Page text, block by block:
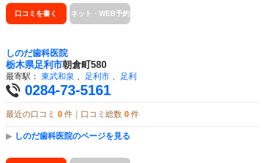
口コミを書く ネット・WEB予約
しのだ歯科医院
栃木県足利市朝倉町580
最寄駅： 東武和泉 足利市 足利
0284-73-5161
最近の口コミ 0 件｜口コミ総数 0 件
▶ しのだ歯科医院のページを見る